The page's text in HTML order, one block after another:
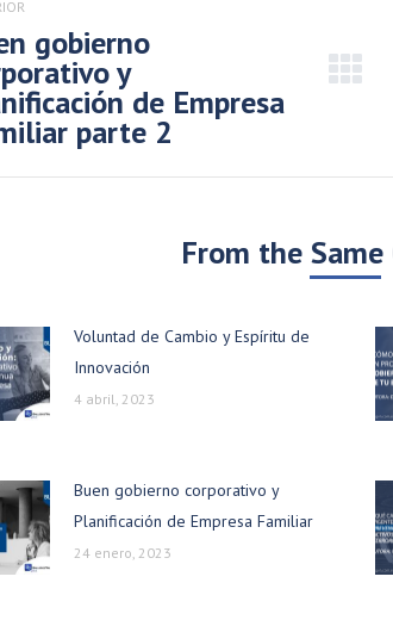
gobierno
y
de Empresa
parte 2
From the
Voluntad de Cambio y Espíritu de
Innovación
4 abril, 2023
Buen gobierno corporativo y
Planificación de Empresa Familiar
24 enero, 2023